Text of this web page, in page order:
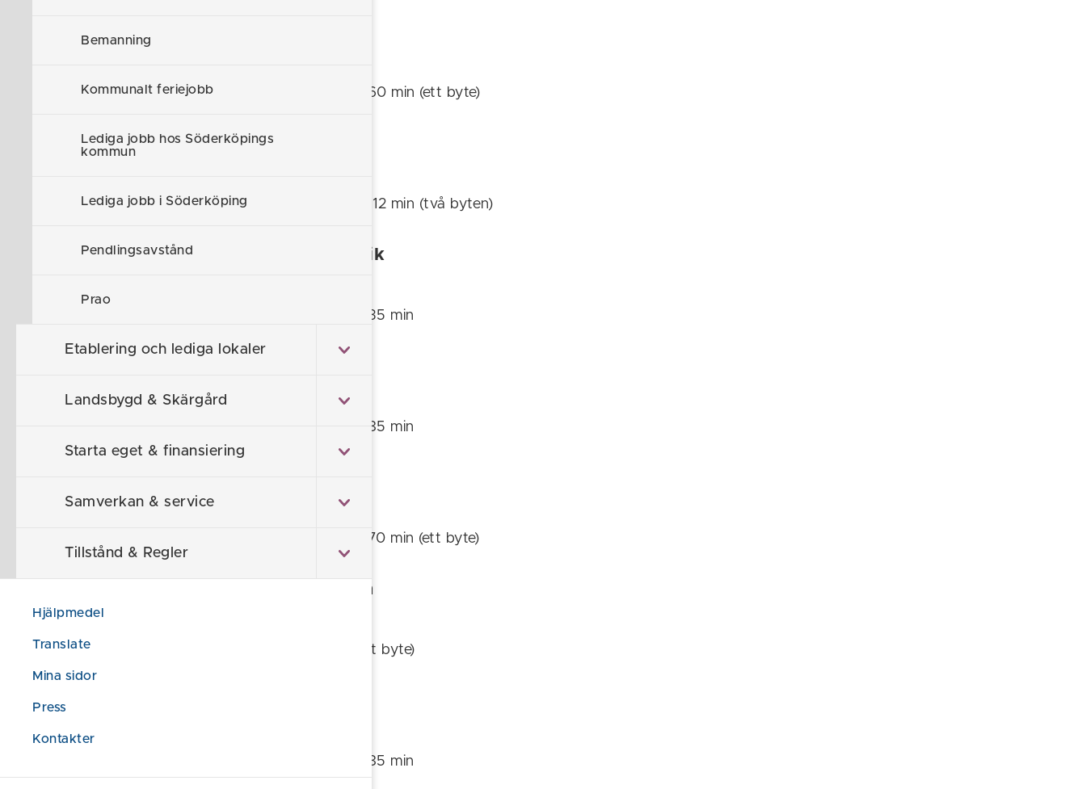
Bemanning
Kommunalt feriejobb
Lediga jobb hos Söderköpings
kommun
Lediga jobb i Söderköping
Pendlingsavstånd
Prao
Etablering och lediga lokaler
Landsbygd & Skärgård
Starta eget & finansiering
Samverkan & service
Tillstånd & Regler
Hjälpmedel
Translate
Mina sidor
Press
Kontakter
Kollektivtrafik: 60 min (ett byte)
Åtvidaberg
Kollektivtrafik: 112 min (två byten)
Valdemarsvik
Kollektivtrafik: 35 min
Kollektivtrafik: 85 min
Kollektivtrafik: 70 min (ett byte)
Katrineholm
Buss: 73 min (ett byte)
Kollektivtrafik: 85 min